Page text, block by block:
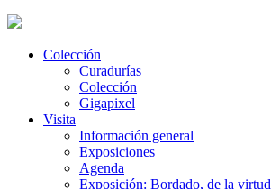
Colección
Curadurías
Colección
Gigapixel
Visita
Información general
Exposiciones
Agenda
Exposición: Bordado, de la virtud